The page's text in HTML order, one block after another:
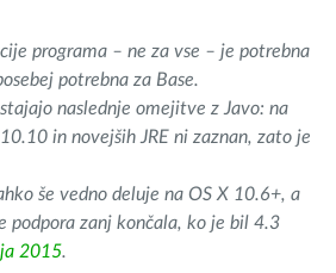
programa – ne za vse – je potrebna
potrebna za Base.
naslednje omejitve z Javo: na
10.10 in novejših JRE ni zaznan, zato je
še vedno deluje na OS X 10.6+, a
podpora zanj končala, ko je bil 4.3
2015.